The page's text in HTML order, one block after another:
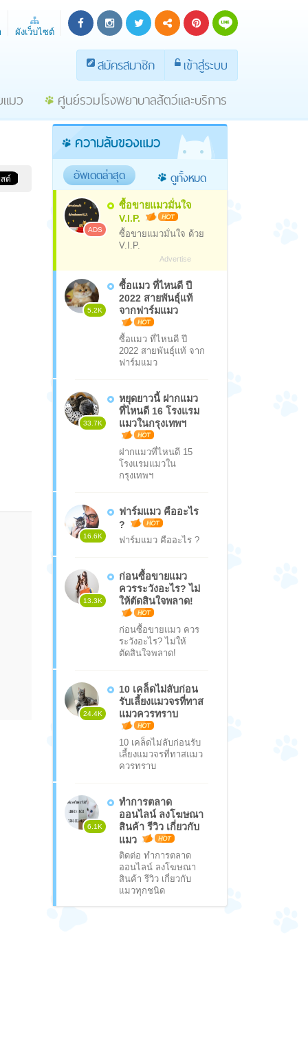
ผังเว็บไซต์
สมัครสมาชิก
เข้าสู่ระบบ
มว
ศูนย์รวมโรงพยาบาลสัตว์และบริการ
ความลับของแมว
อัพเดตล่าสุด ดูทั้งหมด
ADS
ซื้อขายแมวมั่นใจ
V.I.P.
ซื้อขายแมวมั่นใจ ด้วย
V.I.P.
Advertise
5.2K
ซื้อแมว ที่ไหนดี ปี
2022 สายพันธุ์แท้
จากฟาร์มแมว
ซื้อแมว ที่ไหนดี ปี
2022 สายพันธุ์แท้ จาก
ฟาร์มแมว
33.7K
หยุดยาวนี้ ฝากแมว
ที่ไหนดี 16 โรงแรม
แมวในกรุงเทพฯ
ฝากแมวที่ไหนดี 15
โรงแรมแมวใน
กรุงเทพฯ
16.6K
ฟาร์มแมว คืออะไร
?
ฟาร์มแมว คืออะไร ?
13.3K
ก่อนซื้อขายแมว
ควรระวังอะไร? ไม่
ให้ตัดสินใจพลาด!
ก่อนซื้อขายแมว ควร
ระวังอะไร? ไม่ให้
ตัดสินใจพลาด!
24.4K
10 เคล็ดไม่ลับก่อน
รับเลี้ยงแมวจรที่ทาส
แมวควรทราบ
10 เคล็ดไม่ลับก่อนรับ
เลี้ยงแมวจรที่ทาสแมว
ควรทราบ
6.1K
ทำการตลาด
ออนไลน์ ลงโฆษณา
สินค้า รีวิว เกี่ยวกับ
แมว
ติดต่อ ทำการตลาด
ออนไลน์ ลงโฆษณา
สินค้า รีวิว เกี่ยวกับ
แมวทุกชนิด